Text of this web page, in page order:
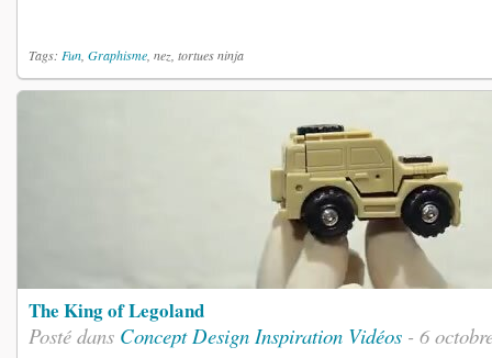
Tags: Fun Graphisme , nez, tortues ninja
The King of Legoland
Posté dans Concept Design Inspiration Vidéos - 6